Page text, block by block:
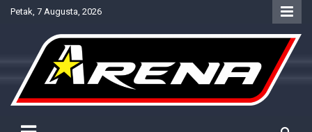
SkipPetak, 7 Augusta, 2026
NTV Arena